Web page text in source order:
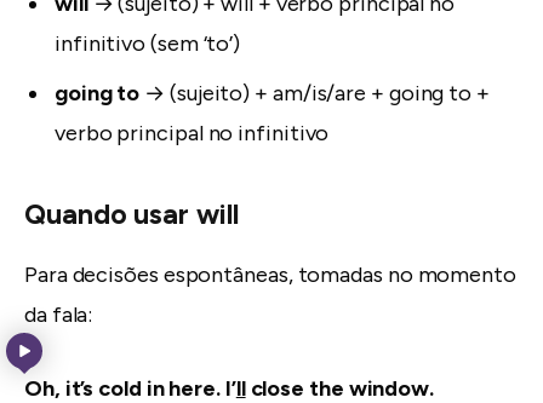
infinitivo (sem ‘to’)
going to → (sujeito) + am/is/are + going to +
verbo principal no infinitivo
Quando usar will
Para decisões espontâneas, tomadas no momento
da fala:
Oh, it’s cold in here. I’llclose the window.